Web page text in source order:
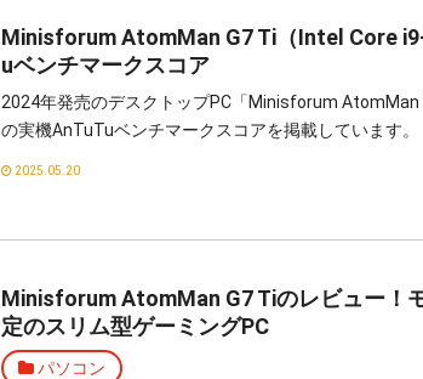
Minisforum AtomMan G7 Ti（Intel Core
uベンチマークスコア
2024年発売のデスクトップPC「Minisforum AtomMan
の実機AnTuTuベンチマークスコアを掲載しています。
2025.05.20
Minisforum AtomMan G7 Tiのレビュー！
定のスリム型ゲーミングPC
パソコン